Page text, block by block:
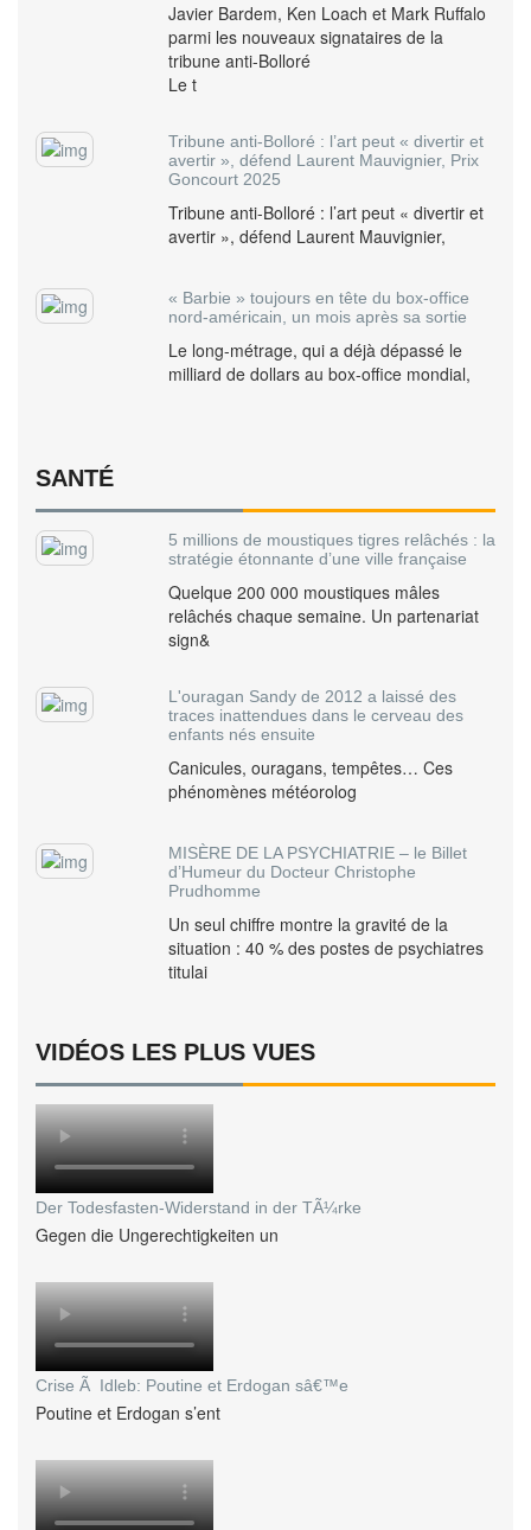
Javier Bardem, Ken Loach et Mark Ruffalo
parmi les nouveaux signataires de la
tribune anti-Bolloré
Le t
Tribune anti-Bolloré : l’art peut « divertir et
avertir », défend Laurent Mauvignier, Prix
Goncourt 2025
Tribune anti-Bolloré : l’art peut « divertir et
avertir », défend Laurent Mauvignier,
« Barbie » toujours en tête du box-office
nord-américain, un mois après sa sortie
Le long-métrage, qui a déjà dépassé le
milliard de dollars au box-office mondial,
SANTÉ
5 millions de moustiques tigres relâchés : la
stratégie étonnante d’une ville française
Quelque 200 000 moustiques mâles
relâchés chaque semaine. Un partenariat
sign&
L'ouragan Sandy de 2012 a laissé des
traces inattendues dans le cerveau des
enfants nés ensuite
Canicules, ouragans, tempêtes… Ces
phénomènes météorolog
MISÈRE DE LA PSYCHIATRIE – le Billet
d’Humeur du Docteur Christophe
Prudhomme
Un seul chiffre montre la gravité de la
situation : 40 % des postes de psychiatres
titulai
VIDÉOS LES PLUS VUES
Der Todesfasten-Widerstand in der TÃ¼rke
Gegen die Ungerechtigkeiten un
Crise Ã Idleb: Poutine et Erdogan sâ€™e
Poutine et Erdogan s’ent